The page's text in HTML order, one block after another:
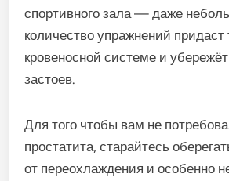
спортивного зала — даже
количество упражнений
кровеносной системе и
застоев.
Для того чтобы вам не
простатита, старайтесь
от переохлаждения и особенно